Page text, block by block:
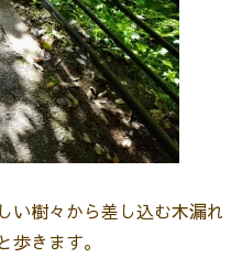
い樹々から差し込む木漏れ
きます。